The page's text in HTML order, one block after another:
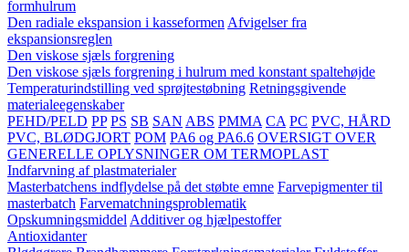
formhulrum
Den radiale ekspansion i kasseformen Afvigelser fra
ekspansionsreglen
Den viskose sjæls forgrening
Den viskose sjæls forgrening i hulrum med konstant spaltehøjde
Temperaturindstilling ved sprøjtestøbning Retningsgivende
materialeegenskaber
PEHD/PELD PP PS SB SAN ABS PMMA CA PC PVC, HÅRD
PVC, BLØDGJORT POM PA6 og PA6.6 OVERSIGT OVER
GENERELLE OPLYSNINGER OM TERMOPLAST
Indfarvning af plastmaterialer
Masterbatchens indflydelse på det støbte emne Farvepigmenter til
masterbatch Farvematchningsproblematik
Opskumningsmiddel Additiver og hjælpestoffer
Antioxidanter